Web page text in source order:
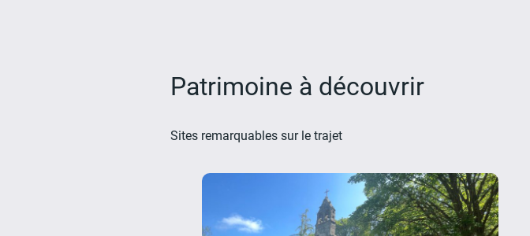
Patrimoine à découvrir
Sites remarquables sur le trajet